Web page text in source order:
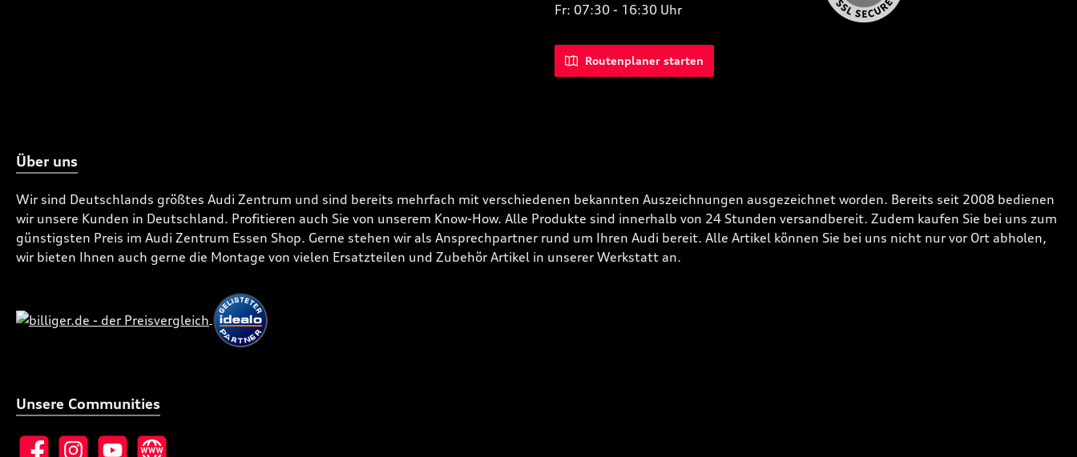
Fr: 07:30 - 16:30 Uhr
Routenplaner starten
Über uns
Wir sind Deutschlands größtes Audi Zentrum und sind bereits mehrfach mit verschiedenen bekannten Auszeichnungen ausgezeichnet worden. Bereits seit 2008 bedienen
wir unsere Kunden in Deutschland. Profitieren auch Sie von unserem Know-How. Alle Produkte sind innerhalb von 24 Stunden versandbereit. Zudem kaufen Sie bei uns zum
günstigsten Preis im Audi Zentrum Essen Shop. Gerne stehen wir als Ansprechpartner rund um Ihren Audi bereit. Alle Artikel können Sie bei uns nicht nur vor Ort abholen,
wir bieten Ihnen auch gerne die Montage von vielen Ersatzteilen und Zubehör Artikel in unserer Werkstatt an.
Unsere Communities